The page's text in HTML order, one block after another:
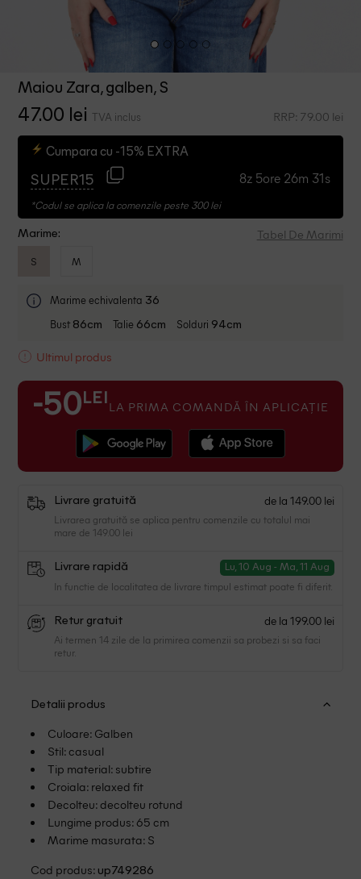
Maiou Zara, galben, S
47.00 lei TVA inclus RRP: 79.00 lei
Cumpara cu -15% EXTRA
SUPER15 8z 5ore 26m 30s
*Codul se aplica la comenzile peste 300 lei
Marime: Tabel De Marimi
S M
Marime echivalenta 36
Bust 86cm Talie 66cm Solduri 94cm
Ultimul produs
-50 LEI LA PRIMA COMANDĂ ÎN APLICAȚIE
Livrare gratuită de la 149.00 lei
Livrarea gratuită se aplica pentru comenzile cu totalul mai
mare de 149.00 lei
Livrare rapidă Lu, 10 Aug - Ma, 11 Aug
In functie de localitatea de livrare timpul estimat poate fi diferit.
Retur gratuit de la 199.00 lei
Ai termen 14 zile de la primirea comenzii sa probezi si sa faci
retur.
Detalii produs
Culoare: Galben
Stil: casual
Tip material: subtire
Croiala: relaxed fit
Decolteu: decolteu rotund
Lungime produs: 65 cm
Marime masurata: S
Cod produs: up749286